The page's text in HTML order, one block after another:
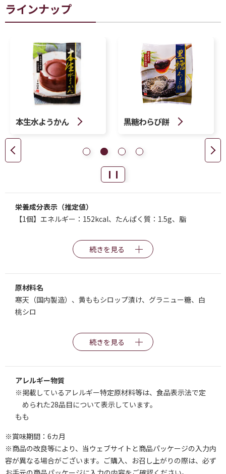
ラインナップ
栗ぜんざい 葛きり
栄養成分表示（推定値）
【1個】エネルギー：152kcal、たんぱく質：1.5g、脂
続きを見る
原材料名
寒天（国内製造）、黄ももシロップ漬け、グラニュー糖、白
桃シロ
続きを見る
アレルギー物質
※掲載しているアレルギー特定原材料等は、食品表示法で定
められた28品目について表示しています。
もも
※賞味期間：6カ月
※商品の改良等により、当ウェブサイトと商品パッケージの入力内
容が異なる場合がございます。ご購入、お召し上がりの際は、必ず